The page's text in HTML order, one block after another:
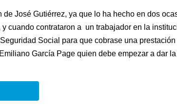
José Gutiérrez, ya que lo ha hecho en dos
cuando contrataron a un trabajador en la
Social para que cobrase una
García Page quien debe empezar a dar